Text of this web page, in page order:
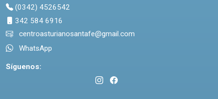
(0342) 4526542
342 584 6916
centroasturianosantafe@gmail.com
WhatsApp
Síguenos: